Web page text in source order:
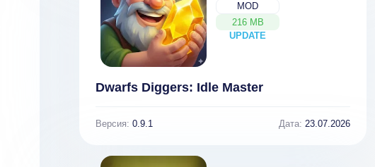
MOD
216 MB
UPDATE
NEW
Dwarfs Diggers: Idle Master
Версия: 0.9.1 Дата: 23.07.2026